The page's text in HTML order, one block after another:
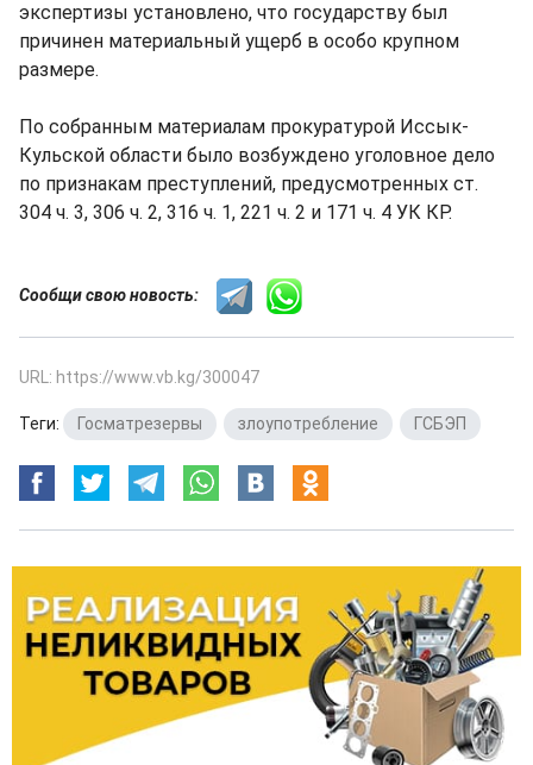
экспертизы установлено, что государству был
причинен материальный ущерб в особо крупном
размере.
По собранным материалам прокуратурой Иссык-
Кульской области было возбуждено уголовное дело
по признакам преступлений, предусмотренных ст.
304 ч. 3, 306 ч. 2, 316 ч. 1, 221 ч. 2 и 171 ч. 4 УК КР.
Сообщи свою новость:
URL: https://www.vb.kg/300047
Теги: Госматрезервы злоупотребление ГСБЭП